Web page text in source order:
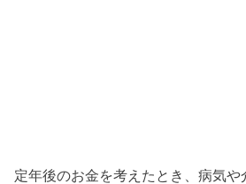
定年後のお金を考えたとき、病気や